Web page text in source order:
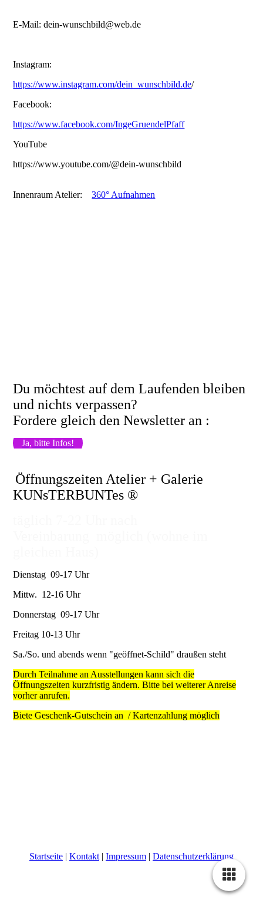
E-Mail: dein-wunschbild@web.de
Instagram:
https://www.instagram.com/dein_wunschbild.de/
Facebook:
https://www.facebook.com/IngeGruendelPfaff
YouTube
https://www.youtube.com/@dein-wunschbild
Innenraum Atelier: 360° Aufnahmen
Du möchtest auf dem Laufenden bleiben
und nichts verpassen?
Fordere gleich den Newsletter an :
Ja, bitte Infos!
Öffnungszeiten Atelier + Galerie
KUNsTERBUNTes ®
Dienstag 09-17 Uhr
Mittw. 12-16 Uhr
Donnerstag 09-17 Uhr
Freitag 10-13 Uhr
Sa./So. und abends wenn "geöffnet-Schild" draußen steht
Durch Teilnahme an Ausstellungen kann sich die
Öffnungszeiten kurzfristig ändern. Bitte bei weiterer Anreise
vorher anrufen.
Biete Geschenk-Gutschein an / Kartenzahlung möglich
Startseite| Kontakt| Impressum| Datenschutzerklärung